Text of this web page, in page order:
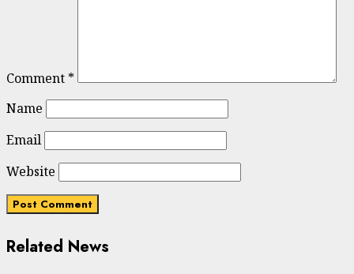
Comment *
Name
Email
Website
Related News